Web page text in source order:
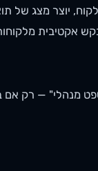
יוצר מצג של
אקטיבית
מנהלי" — רק